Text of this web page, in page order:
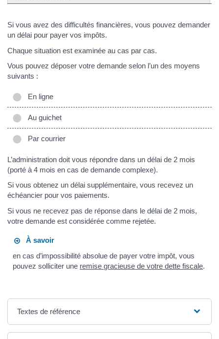
Si vous avez des difficultés financières, vous pouvez demander
un délai pour payer vos impôts.
Chaque situation est examinée au cas par cas.
Vous pouvez déposer votre demande selon l’un des moyens
suivants :
En ligne
Au guichet
Par courrier
L’administration doit vous répondre dans un délai de 2 mois
(porté à 4 mois en cas de demande complexe).
Si vous obtenez un délai supplémentaire, vous recevez un
échéancier pour vos paiements.
Si vous ne recevez pas de réponse dans le délai de 2 mois,
votre demande est considérée comme rejetée.
À savoir
en cas d’impossibilité absolue de payer votre impôt, vous
pouvez solliciter une remise gracieuse de votre dette fiscale.
Textes de référence